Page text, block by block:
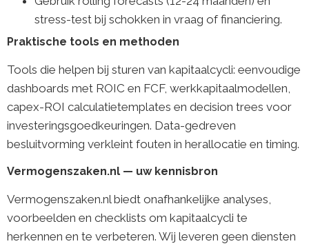
stress-test bij schokken in vraag of financiering.
Praktische tools en methoden
Tools die helpen bij sturen van kapitaalcycli: eenvoudige
dashboards met ROIC en FCF, werkkapitaalmodellen,
capex-ROI calculatietemplates en decision trees voor
investeringsgoedkeuringen. Data-gedreven
besluitvorming verkleint fouten in herallocatie en timing.
Vermogenszaken.nl — uw kennisbron
Vermogenszaken.nl biedt onafhankelijke analyses,
voorbeelden en checklists om kapitaalcycli te
herkennen en te verbeteren. Wij leveren geen diensten